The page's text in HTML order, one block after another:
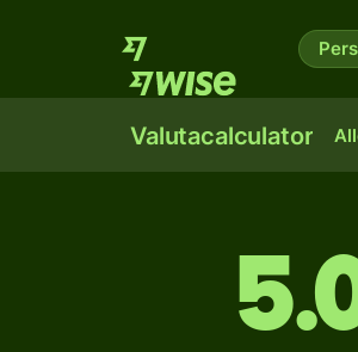
Valutacalculator